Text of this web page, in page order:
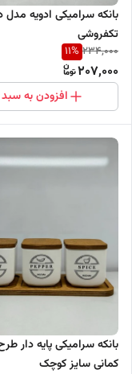
بانکه سرامیکی ادویه
تکفروشی
234,000
11%
207,000
افزودن به سبد
بانکه سرامیکی پایه
کمانی سایز کوچک